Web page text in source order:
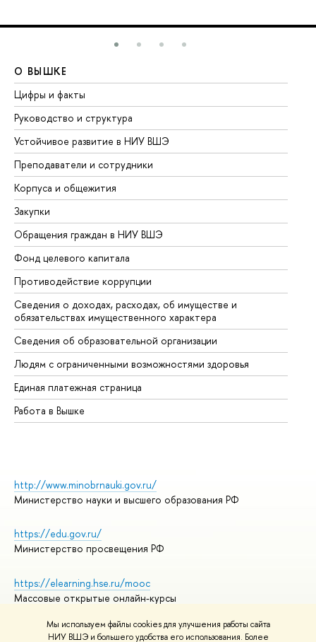
Мы используем файлы cookies для улучшения работы сайта
НИУ ВШЭ и большего удобства его использования. Более
О ВЫШКЕ
Цифры и факты
Руководство и структура
Устойчивое развитие в НИУ ВШЭ
Преподаватели и сотрудники
Корпуса и общежития
Закупки
Обращения граждан в НИУ ВШЭ
Фонд целевого капитала
Противодействие коррупции
Сведения о доходах, расходах, об имуществе и
обязательствах имущественного характера
Сведения об образовательной организации
Людям с ограниченными возможностями здоровья
Единая платежная страница
Работа в Вышке
http://www.minobrnauki.gov.ru/
Министерство науки и высшего образования РФ
https://edu.gov.ru/
Министерство просвещения РФ
https://elearning.hse.ru/mooc
Массовые открытые онлайн-курсы